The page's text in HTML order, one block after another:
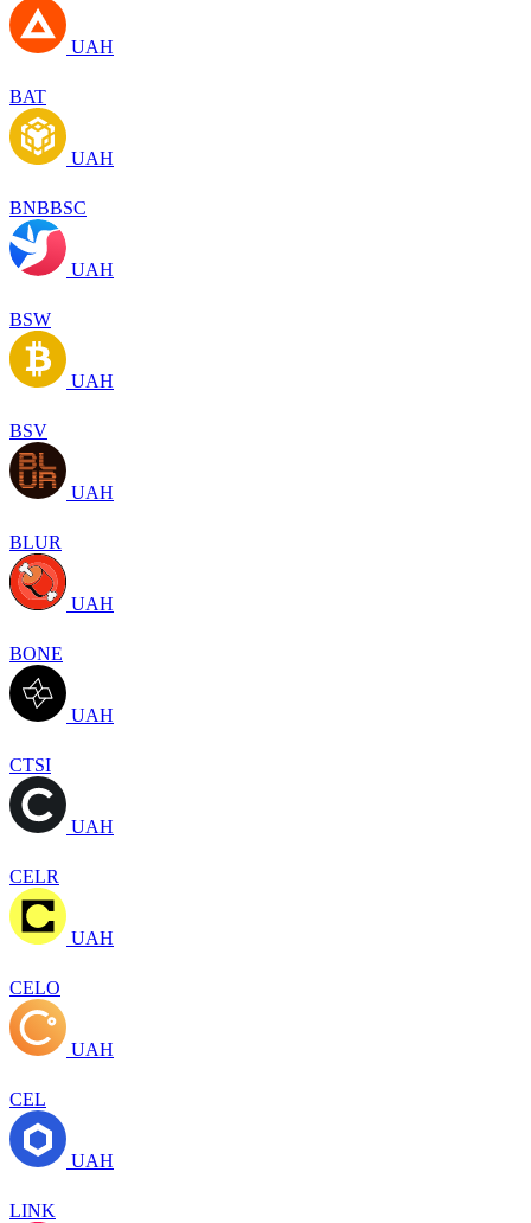
UAH
BAT
UAH
BNBBSC
UAH
BSW
UAH
BSV
UAH
BLUR
UAH
BONE
UAH
CTSI
UAH
CELR
UAH
CELO
UAH
CEL
UAH
LINK